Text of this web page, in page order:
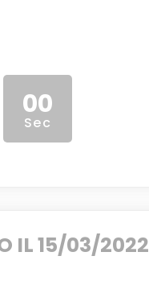
00
Sec
IL 15/03/2022